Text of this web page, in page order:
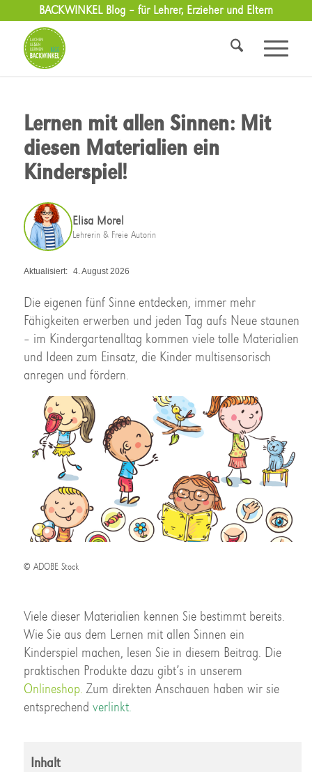
BACKWINKEL Blog – für Lehrer, Erzieher und Eltern
Lernen mit allen Sinnen: Mit
diesen Materialien ein
Kinderspiel!
Elisa Morel
Lehrerin & Freie Autorin
Aktualisiert: 4. August 2026
Die eigenen fünf Sinne entdecken, immer mehr
Fähigkeiten erwerben und jeden Tag aufs Neue staunen
– im Kindergartenalltag kommen viele tolle Materialien
und Ideen zum Einsatz, die Kinder multisensorisch
anregen und fördern.
© ADOBE Stock
Viele dieser Materialien kennen Sie bestimmt bereits.
Wie Sie aus dem Lernen mit allen Sinnen ein
Kinderspiel machen, lesen Sie in diesem Beitrag. Die
praktischen Produkte dazu gibt’s in unserem
Onlineshop. Zum direkten Anschauen haben wir sie
entsprechend verlinkt.
Inhalt